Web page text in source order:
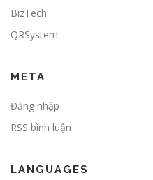
BizTech
QRSystem
META
Đăng nhập
RSS bình luận
LANGUAGES